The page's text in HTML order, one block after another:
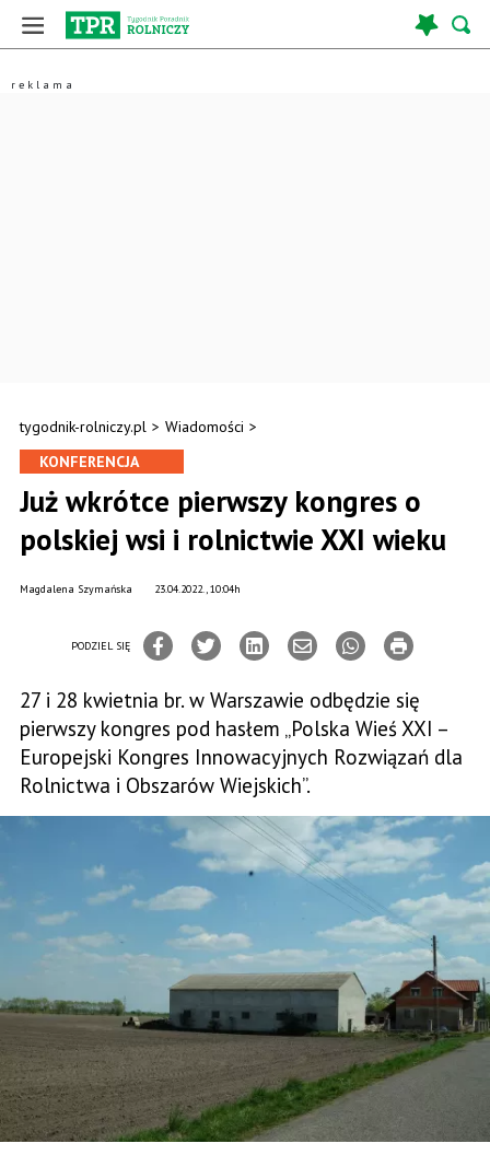
tygodnik-rolniczy.pl > Wiadomości >
KONFERENCJA
Już wkrótce pierwszy kongres o
polskiej wsi i rolnictwie XXI wieku
23.04.2022., 10:04h
Magdalena Szymańska
PODZIEL SIĘ
27 i 28 kwietnia br. w Warszawie odbędzie się
pierwszy kongres pod hasłem „Polska Wieś XXI –
Europejski Kongres Innowacyjnych Rozwiązań dla
Rolnictwa i Obszarów Wiejskich”.